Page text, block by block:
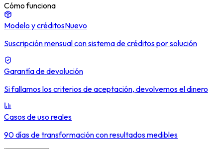
Cómo funciona
Modelo y créditosNuevo
Suscripción mensual con sistema de créditos por solución
Garantía de devolución
Si fallamos los criterios de aceptación, devolvemos el dinero
Casos de uso reales
90 días de transformación con resultados medibles